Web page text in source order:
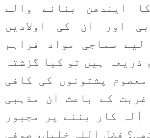
ایندھن بنانے والے
اور ان کی اولادیں
سماجی مواد فراہم
ذریعہ ہیں تو کیا گزشتہ
پشتونوں کی کافی
کے باعث ان مذہبی
آلہ کار بننے پر مجبور